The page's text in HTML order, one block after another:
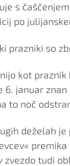
s
po
prazniki so
kot
6. januar
to noč
deželah
zvezdo tudi